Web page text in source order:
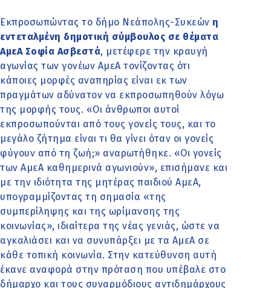
Εκπροσωπώντας το δήμο Νεάπολης-Συκεών η
εντεταλμένη δημοτική σύμβουλος σε θέματα
ΑμεΑ Σοφία Ασβεστά, μετέφερε την κραυγή
αγωνίας των γονέων ΑμεΑ τονίζοντας ότι
κάποιες μορφές αναπηρίας είναι εκ των
πραγμάτων αδύνατον να εκπροσωπηθούν λόγω
της μορφής τους. «Οι άνθρωποι αυτοί
εκπροσωπούνται από τους γονείς τους, και το
μεγάλο ζήτημα είναι τι θα γίνει όταν οι γονείς
φύγουν από τη ζωή;» αναρωτήθηκε. «Οι γονείς
των ΑμεΑ καθημερινά αγωνιούν», επισήμανε και
με την ιδιότητα της μητέρας παιδιού ΑμεΑ,
υπογραμμίζοντας τη σημασία «της
συμπερίληψης και της ωρίμανσης της
κοινωνίας», ιδιαίτερα της νέας γενιάς, ώστε να
αγκαλιάσει και να συνυπάρξει με τα ΑμεΑ σε
κάθε τοπική κοινωνία. Στην κατεύθυνση αυτή
έκανε αναφορά στην πρόταση που υπέβαλε στο
δήμαρχο και τους συναρμόδιους αντιδημάρχους